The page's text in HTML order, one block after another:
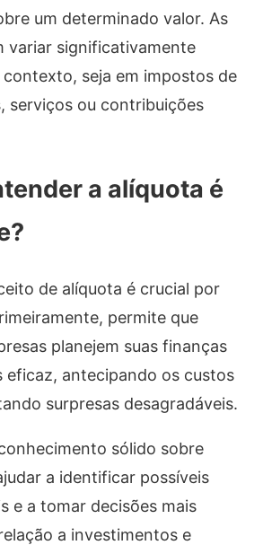
um determinado valor. As
variar significativamente
seja em impostos de
serviços ou contribuições
a alíquota é
de alíquota é crucial por
permite que
planejem suas finanças
eficaz, antecipando os custos
surpresas desagradáveis.
sólido sobre
a identificar possíveis
e a tomar decisões mais
a investimentos e